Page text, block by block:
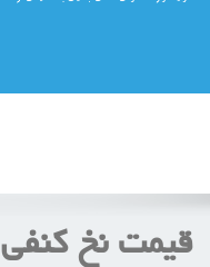
قیمت نخ کنفی